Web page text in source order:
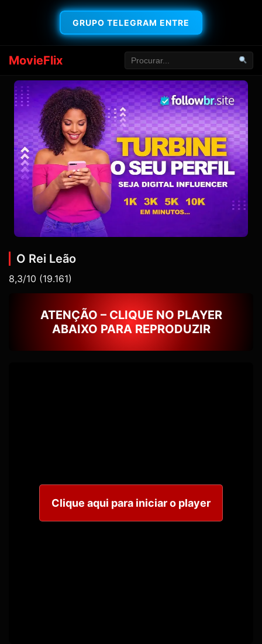
GRUPO TELEGRAM ENTRE
MovieFlix
O Rei Leão
8,3/10 (19.161)
ATENÇÃO – CLIQUE NO PLAYER
ABAIXO PARA REPRODUZIR
Clique aqui para iniciar o player